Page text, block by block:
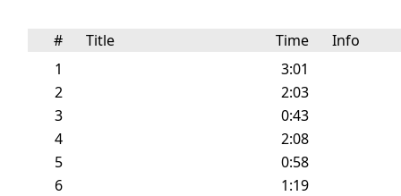
# Title Time
Info
1
3:01
2
2:03
3
0:43
4
2:08
5
0:58
6
1:19